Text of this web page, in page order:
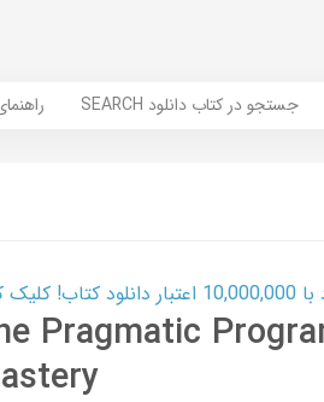
SEARCH جستجو در کتاب دانلود
کنید
Pragmatic